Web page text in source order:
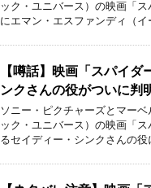
ック・ユニバース）の映画「
にエマン・エスファンディ（イ
【噂話】映画「スパイ
ンクさんの役がついに判
ソニー・ピクチャーズとマー
ック・ユニバース）の映画「
るセイディー・シンクさんの役